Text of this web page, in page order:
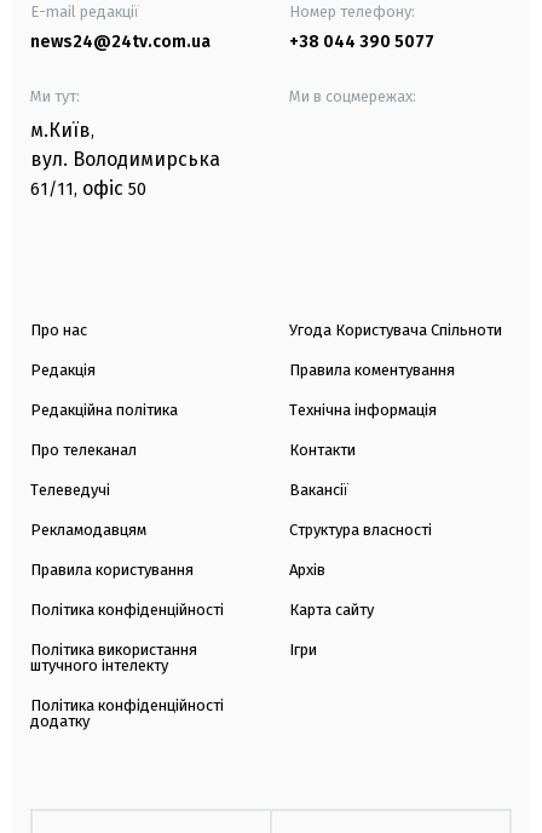
E-mail редакції
news24@24tv.com.ua
Номер телефону:
+38 044 390 5077
Ми тут:
м.Київ,
вул. Володимирська
61/11, офіс 50
Ми в соцмережах:
Про нас
Редакція
Редакційна політика
Про телеканал
Телеведучі
Рекламодавцям
Правила користування
Політика конфіденційності
Політика використання
штучного інтелекту
Політика конфіденційності
додатку
Угода Користувача Спільноти
Правила коментування
Технічна інформація
Контакти
Вакансії
Структура власності
Архів
Карта сайту
Ігри